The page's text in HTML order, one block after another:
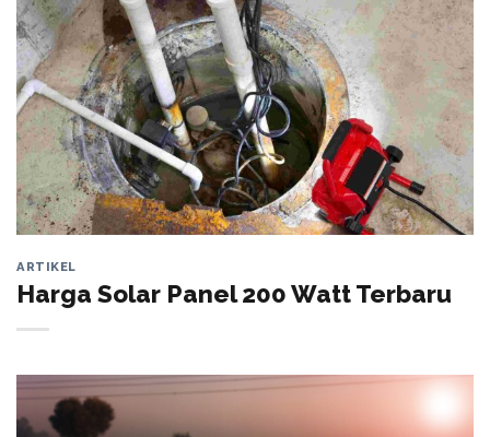
ARTIKEL
Harga Solar Panel 200 Watt Terbaru